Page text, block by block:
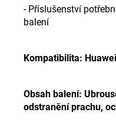
- Příslušenství
balení
Kompatibilita:
Obsah balení:
odstranění prachu,